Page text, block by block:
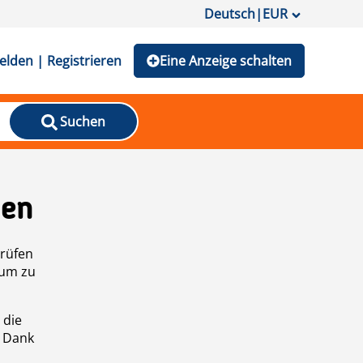
Deutsch|EUR
| Registrieren Eine Anzeige schalten
Suchen
zu
die